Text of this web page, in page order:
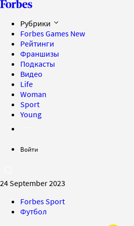
Рубрики
Forbes Games New
Рейтинги
Франшизы
Подкасты
Видео
Life
Woman
Sport
Young
Войти
24 September 2023
Forbes Sport
Футбол